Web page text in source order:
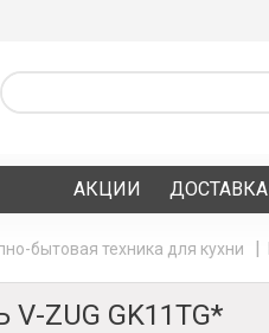
АКЦИИ ДОСТАВКА
бытовая техника для кухни
ZUG GK11TG*